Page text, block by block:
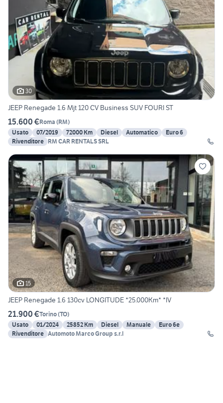
30
JEEP Renegade 1.6 Mjt 120 CV Business SUV FOURI ST
15.600 €Roma (RM)
Usato
07/2019 72000 Km Diesel Automatico
Euro 6
Rivenditore RM CAR RENTALS SRL
15
JEEP Renegade 1.6 130cv LONGITUDE *25.000Km* *IV
21.900 €Torino(TO)
Usato
01/2024 25852 Km Diesel Manuale
Euro 6e
Rivenditore Automoto Marco Group s.r.l